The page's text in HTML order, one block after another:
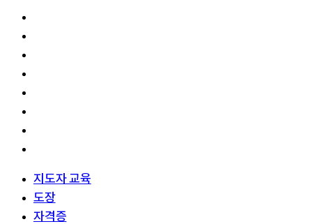
지도자 교육
도장
자격증